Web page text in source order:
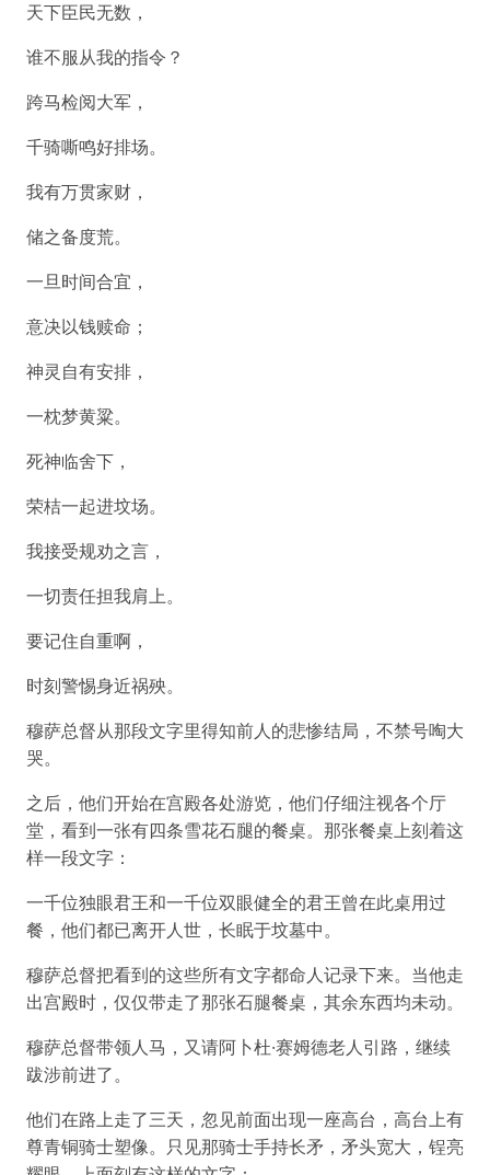
天下臣民无数，
谁不服从我的指令？
跨马检阅大军，
千骑嘶鸣好排场。
我有万贯家财，
储之备度荒。
一旦时间合宜，
意决以钱赎命；
神灵自有安排，
一枕梦黄粱。
死神临舍下，
荣桔一起进坟场。
我接受规劝之言，
一切责任担我肩上。
要记住自重啊，
时刻警惕身近祸殃。
穆萨总督从那段文字里得知前人的悲惨结局，不禁号啕大
哭。
之后，他们开始在宫殿各处游览，他们仔细注视各个厅
堂，看到一张有四条雪花石腿的餐桌。那张餐桌上刻着这
样一段文字：
一千位独眼君王和一千位双眼健全的君王曾在此桌用过
餐，他们都已离开人世，长眠于坟墓中。
穆萨总督把看到的这些所有文字都命人记录下来。当他走
出宫殿时，仅仅带走了那张石腿餐桌，其余东西均未动。
穆萨总督带领人马，又请阿卜杜·赛姆德老人引路，继续
跋涉前进了。
他们在路上走了三天，忽见前面出现一座高台，高台上有
尊青铜骑士塑像。只见那骑士手持长矛，矛头宽大，锃亮